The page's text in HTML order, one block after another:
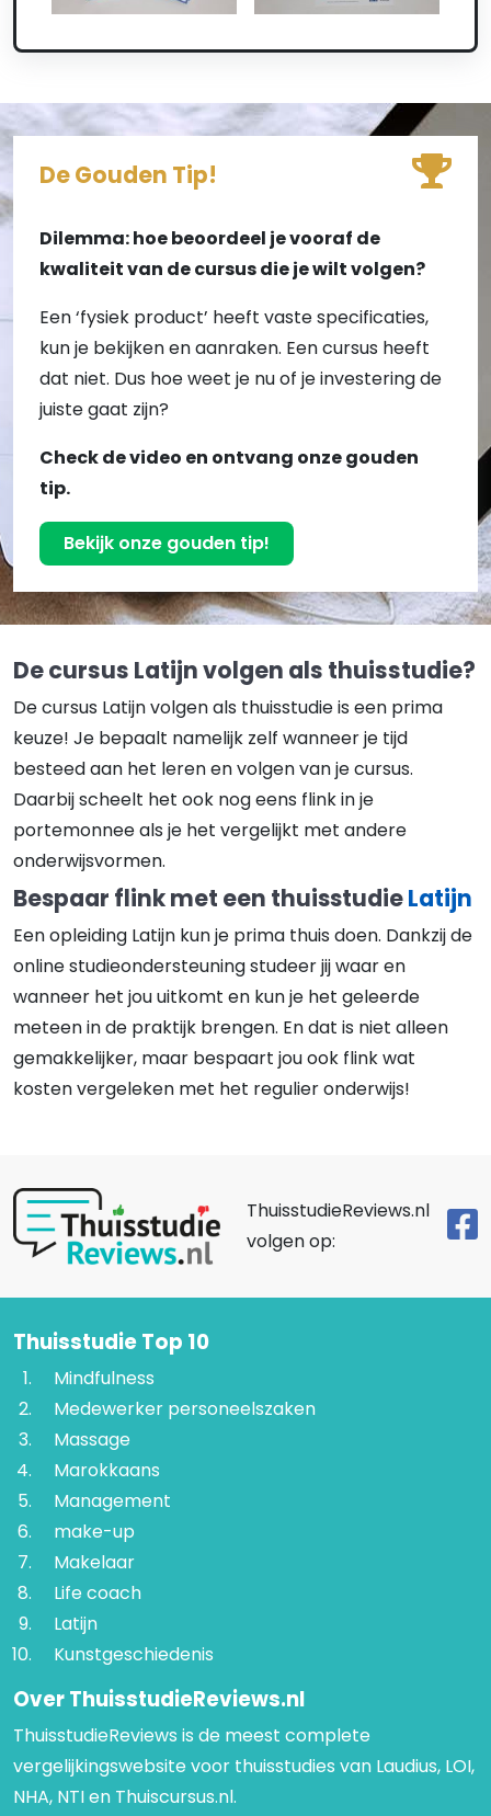
De Gouden Tip!
Dilemma: hoe beoordeel je vooraf de
kwaliteit van de cursus die je wilt volgen?
Een ‘fysiek product’ heeft vaste specificaties,
kun je bekijken en aanraken. Een cursus heeft
dat niet. Dus hoe weet je nu of je investering de
juiste gaat zijn?
Check de video en ontvang onze gouden
tip.
Bekijk onze gouden tip!
De cursus Latijn volgen als thuisstudie?
De cursus Latijn volgen als thuisstudie is een prima
keuze! Je bepaalt namelijk zelf wanneer je tijd
besteed aan het leren en volgen van je cursus.
Daarbij scheelt het ook nog eens flink in je
portemonnee als je het vergelijkt met andere
onderwijsvormen.
Bespaar flink met een thuisstudieLatijn
Een opleiding Latijn kun je prima thuis doen. Dankzij de
online studieondersteuning studeer jij waar en
wanneer het jou uitkomt en kun je het geleerde
meteen in de praktijk brengen. En dat is niet alleen
gemakkelijker, maar bespaart jou ook flink wat
kosten vergeleken met het regulier onderwijs!
ThuisstudieReviews.nl
volgen op:
Thuisstudie Top 10
Mindfulness
Medewerker personeelszaken
Massage
Marokkaans
Management
make-up
Makelaar
Life coach
Latijn
Kunstgeschiedenis
Over ThuisstudieReviews.nl
ThuisstudieReviews is de meest complete
vergelijkingswebsite voor thuisstudies van Laudius, LOI,
NHA, NTI en Thuiscursus.nl.